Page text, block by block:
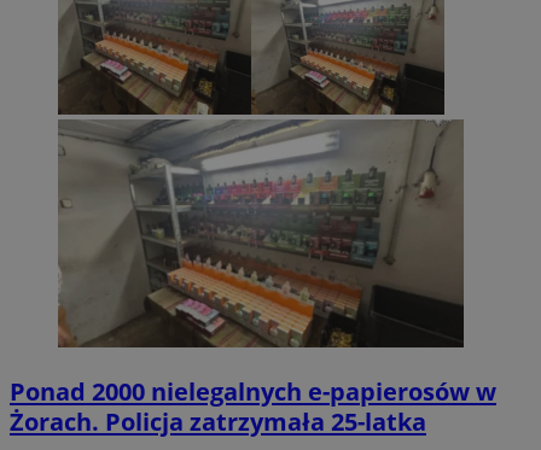
Ponad 2000 nielegalnych e-papierosów w
Żorach. Policja zatrzymała 25-latka